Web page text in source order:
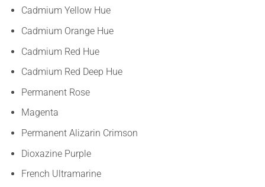
Cadmium Yellow Hue
Cadmium Orange Hue
Cadmium Red Hue
Cadmium Red Deep Hue
Permanent Rose
Magenta
Permanent Alizarin Crimson
Dioxazine Purple
French Ultramarine